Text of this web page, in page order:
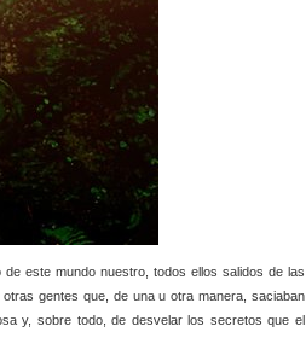
este mundo nuestro, todos ellos salidos de las
gentes que, de una u otra manera, saciaban
y, sobre todo, de desvelar los secretos que el